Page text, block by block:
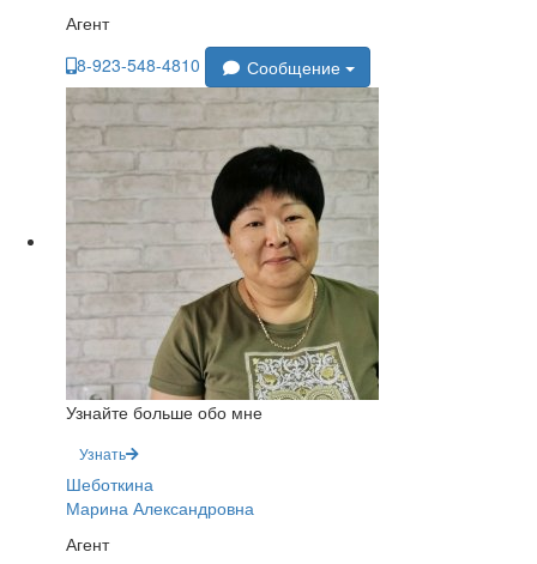
Агент
8-923-548-4810
Сообщение
Узнайте больше обо мне
Узнать
Шеботкина
Марина Александровна
Агент